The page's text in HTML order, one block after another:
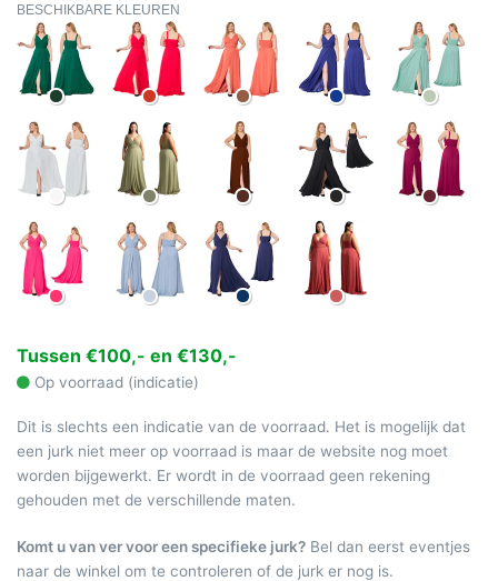
BESCHIKBARE KLEUREN
Tussen €100,- en €130,-
Op voorraad (indicatie)
Dit is slechts een indicatie van de voorraad. Het is mogelijk dat
een jurk niet meer op voorraad is maar de website nog moet
worden bijgewerkt. Er wordt in de voorraad geen rekening
gehouden met de verschillende maten.
Komt u van ver voor een specifieke jurk? Bel dan eerst eventjes
naar de winkel om te controleren of de jurk er nog is.